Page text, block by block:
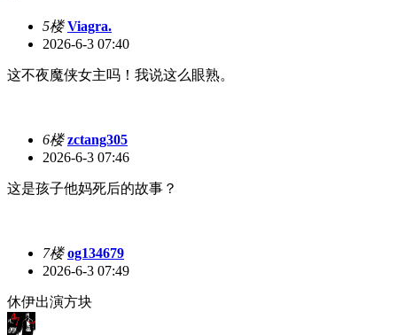
5楼 Viagra.
2026-6-3 07:40
这不夜魔侠女主吗！我说这么眼熟。
6楼 zctang305
2026-6-3 07:46
这是孩子他妈死后的故事？
7楼 og134679
2026-6-3 07:49
休伊出演方块